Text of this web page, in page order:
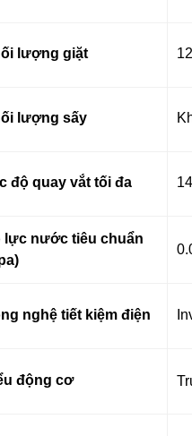
lượng giặt
lượng sấy
độ quay vắt tối đa
lực nước tiêu chuẩn
nghệ tiết kiệm điện
động cơ